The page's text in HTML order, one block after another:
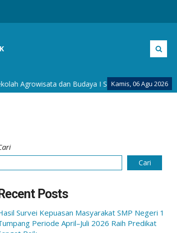
Kamis, 06 Agu 2026
dan Budaya I Sekolah Berkarakter
Cari
Recent Posts
Survei Kepuasan Masyarakat SMP Negeri 1
Periode April–Juli 2026 Raih Predikat